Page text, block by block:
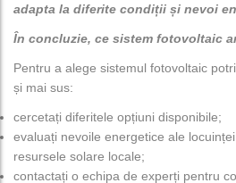
adapta la diferite condiții și nevoi
În concluzie, ce sistem fotovoltaic
Pentru a alege sistemul fotovoltaic
și mai sus:
cercetați diferitele opțiuni disponibile;
evaluați nevoile energetice ale
resursele solare locale;
contactați o echipa de experți pentru